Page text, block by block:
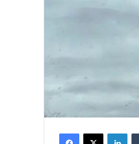
Facebook
X